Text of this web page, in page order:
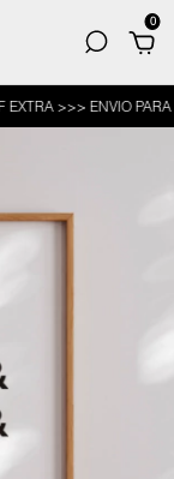
0
>>> ENVIO PARA